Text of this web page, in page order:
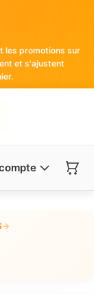
les promotions sur
et s'ajustent
→